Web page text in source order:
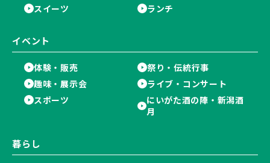
スイーツ
ランチ
イベント
体験・販売
祭り・伝統行事
趣味・展示会
ライブ・コンサート
スポーツ
にいがた酒の陣・新潟酒
月
暮らし